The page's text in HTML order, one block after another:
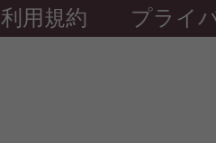
利用規約 プライ